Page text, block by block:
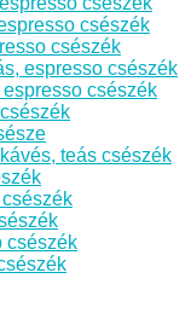
csészék
csészék
espresso csészék
csészék
teás csészék
csészék